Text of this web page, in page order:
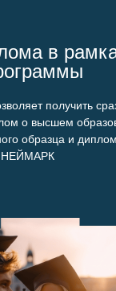
получить
о высшем
образца и диплом
НЕЙМАРК
в